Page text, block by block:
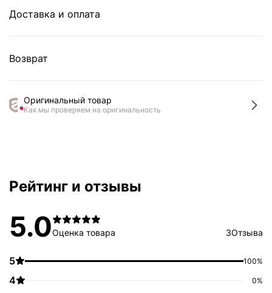
Доставка и оплата
Возврат
Оригинальный товар
Как мы проверяем на оригинальность
Рейтинг и отзывы
5.0Оценка товара 3Отзыва
5 100%
4 0%